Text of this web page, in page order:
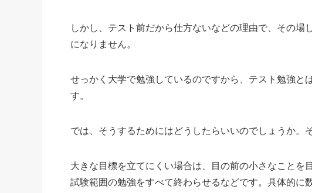
しかし、テスト前だから仕方ないなどの理由で、その
になりません。
せっかく大学で勉強しているのですから、テスト勉強と
す。
では、そうするためにはどうしたらいいのでしょうか。
大きな目標を立てにくい場合は、目の前の小さなことを
試験範囲の勉強をすべて終わらせるなどです。具体的に